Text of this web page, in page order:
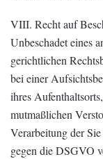
VIII. Recht auf
Unbeschadet eines
gerichtlichen
bei einer
ihres
mutmaßlichen
Verarbeitung der
gegen die DSGVO